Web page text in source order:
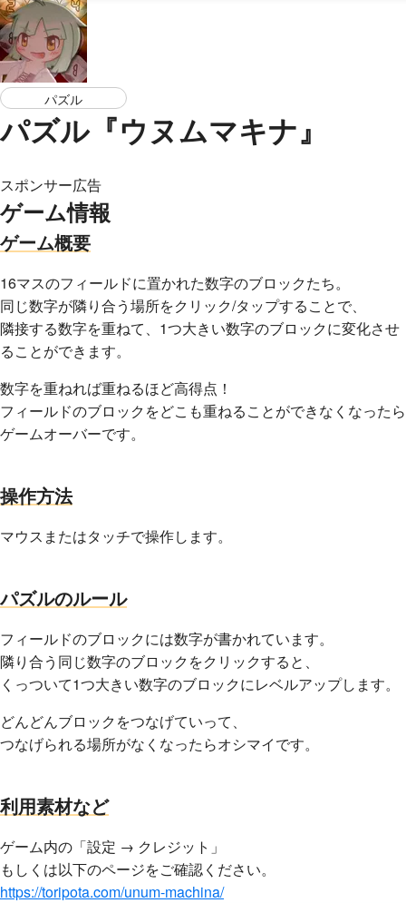
パズル
パズル『ウヌムマキナ』
スポンサー広告
ゲーム情報
ゲーム概要
16マスのフィールドに置かれた数字のブロックたち。
同じ数字が隣り合う場所をクリック/タップすることで、
隣接する数字を重ねて、1つ大きい数字のブロックに変化させ
ることができます。
数字を重ねれば重ねるほど高得点！
フィールドのブロックをどこも重ねることができなくなったら
ゲームオーバーです。
操作方法
マウスまたはタッチで操作します。
パズルのルール
フィールドのブロックには数字が書かれています。
隣り合う同じ数字のブロックをクリックすると、
くっついて1つ大きい数字のブロックにレベルアップします。
どんどんブロックをつなげていって、
つなげられる場所がなくなったらオシマイです。
利用素材など
ゲーム内の「設定 → クレジット」
もしくは以下のページをご確認ください。
https://toripota.com/unum-machina/